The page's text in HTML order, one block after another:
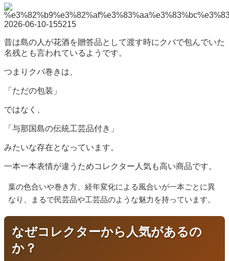
昔は島の人が花酒を贈答品として渡す時にクバで包んでいた
名残とも言われているようです。
つまりクバ巻きは、
「ただの包装」
ではなく、
「与那国島の伝統工芸品付き」
みたいな存在となっています。
一本一本表情が違うためコレクター人気も高い商品です。
葉の色合いや巻き方、経年変化による風合いが一本ごとに異
なり、まるで民芸品や工芸品のような魅力を持っています。
なぜコレクターから人気があるの
か？